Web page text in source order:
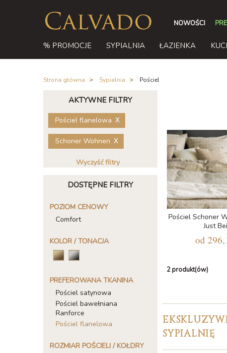
NOWOŚCI
% PROMOCJE SYPIALNIA ŁAZIENKA
Strona główna Sypialnia Pościel
AKTYWNE FILTRY
Pościel flanelowa
Schoner Wohnen
Wyczyść filtry
DOSTĘPNE FILTRY
POZIOM CENOWY
Comfort
KOLOR / TONACJA
PREFEROWANA TKANINA
Pościel satynowa
Pościel bawełniana
Ranforce
Pościel flanelowa
ROZMIAR POŚCIELI / KOŁDRY
Pościel Schoner
Just
od
2 produkt(ów)
SYPIALNIĘ